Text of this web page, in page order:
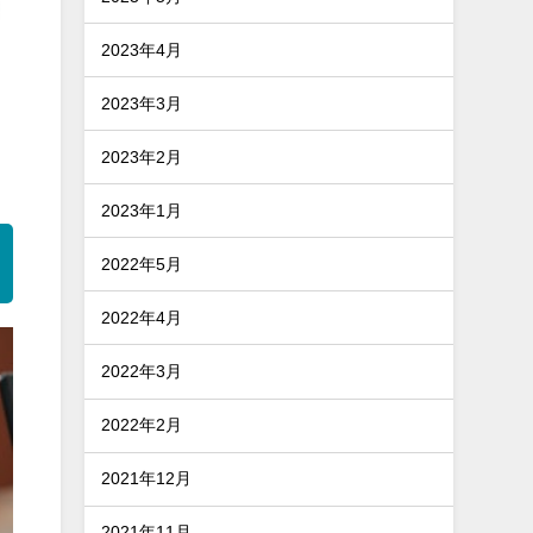
2023年4月
2023年3月
2023年2月
2023年1月
2022年5月
2022年4月
2022年3月
2022年2月
2021年12月